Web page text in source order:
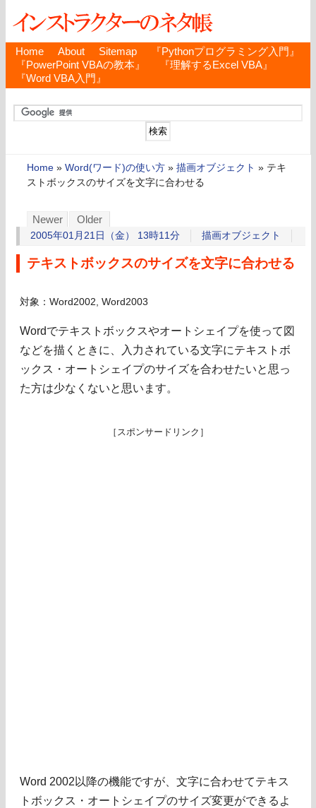
Home About Sitemap
『Pythonプログラミング入門』
『PowerPoint VBAの教本』
『理解するExcel VBA』
『Word VBA入門』
Home » Word(ワード)の使い方 » 描画オブジェクト » テキ
ストボックスのサイズを文字に合わせる
Newer Older
2005年01月21日（金） 13時11分 描画オブジェクト
テキストボックスのサイズを文字に合わせる
対象：Word2002, Word2003
Wordでテキストボックスやオートシェイプを使って図
などを描くときに、入力されている文字にテキストボ
ックス・オートシェイプのサイズを合わせたいと思っ
た方は少なくないと思います。
［スポンサードリンク］
Word 2002以降の機能ですが、文字に合わせてテキス
トボックス・オートシェイプのサイズ変更ができるよ